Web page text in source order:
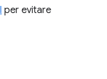
per evitare